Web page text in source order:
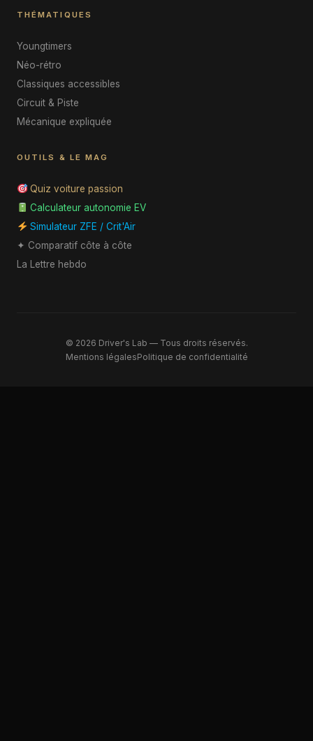
THÉMATIQUES
Youngtimers
Néo-rétro
Classiques accessibles
Circuit & Piste
Mécanique expliquée
OUTILS & LE MAG
Quiz voiture passion
Calculateur autonomie EV
Simulateur ZFE / Crit'Air
✦ Comparatif côte à côte
La Lettre hebdo
© 2026 Driver's Lab — Tous droits réservés.
Mentions légalesPolitique de confidentialité